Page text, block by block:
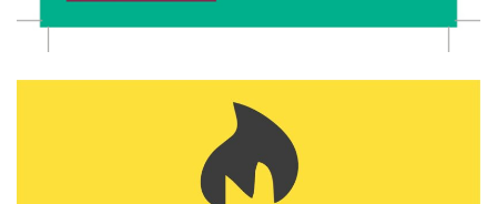
В Твери пройдёт дополнительный день приёма в
319